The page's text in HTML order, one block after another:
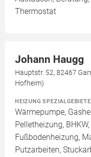
Thermostat
Johann Haugg
Hauptstr. 52, 82467
Hofheim)
HEIZUNG SPEZIALGEBIETE
Wärmepumpe,
Pelletheizung,
Fußbodenheizung,
Putzarbeiten,